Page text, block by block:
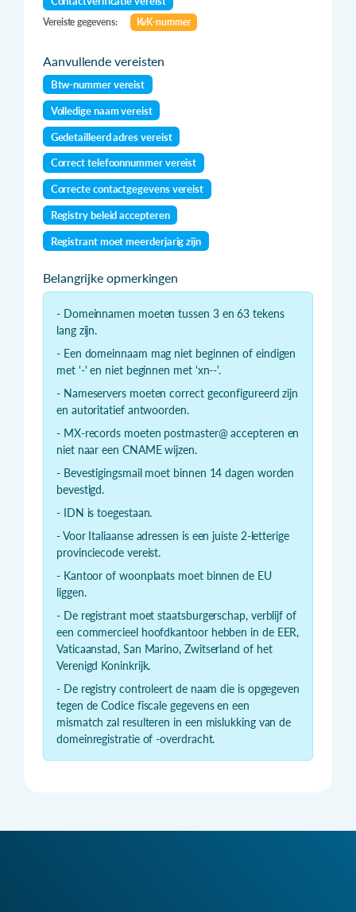
Vereiste gegevens: KvK-nummer
Aanvullende vereisten
Btw-nummer vereist
Volledige naam vereist
Gedetailleerd adres vereist
Correct telefoonnummer vereist
Correcte contactgegevens vereist
Registry beleid accepteren
Registrant moet meerderjarig zijn
Belangrijke opmerkingen
- Domeinnamen moeten tussen 3 en 63 tekens
lang zijn.
- Een domeinnaam mag niet beginnen of eindigen
met '-' en niet beginnen met 'xn--'.
- Nameservers moeten correct geconfigureerd zijn
en autoritatief antwoorden.
- MX-records moeten postmaster@ accepteren en
niet naar een CNAME wijzen.
- Bevestigingsmail moet binnen 14 dagen worden
bevestigd.
- IDN is toegestaan.
- Voor Italiaanse adressen is een juiste 2-letterige
provinciecode vereist.
- Kantoor of woonplaats moet binnen de EU
liggen.
- De registrant moet staatsburgerschap, verblijf of
een commercieel hoofdkantoor hebben in de EER,
Vaticaanstad, San Marino, Zwitserland of het
Verenigd Koninkrijk.
- De registry controleert de naam die is opgegeven
tegen de Codice fiscale gegevens en een
mismatch zal resulteren in een mislukking van de
domeinregistratie of -overdracht.